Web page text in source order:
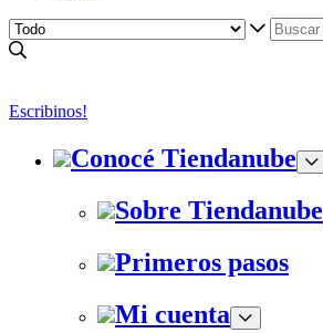
Escribinos!
Conocé Tiendanube
Sobre Tiendanube
Primeros pasos
Mi cuenta